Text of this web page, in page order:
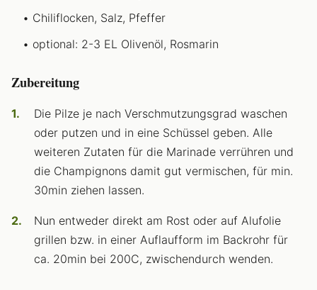
Chiliflocken, Salz, Pfeffer
optional: 2-3 EL Olivenöl, Rosmarin
Zubereitung
Die Pilze je nach Verschmutzungsgrad waschen
oder putzen und in eine Schüssel geben. Alle
weiteren Zutaten für die Marinade verrühren und
die Champignons damit gut vermischen, für min.
30min ziehen lassen.
Nun entweder direkt am Rost oder auf Alufolie
grillen bzw. in einer Auflaufform im Backrohr für
ca. 20min bei 200C, zwischendurch wenden.